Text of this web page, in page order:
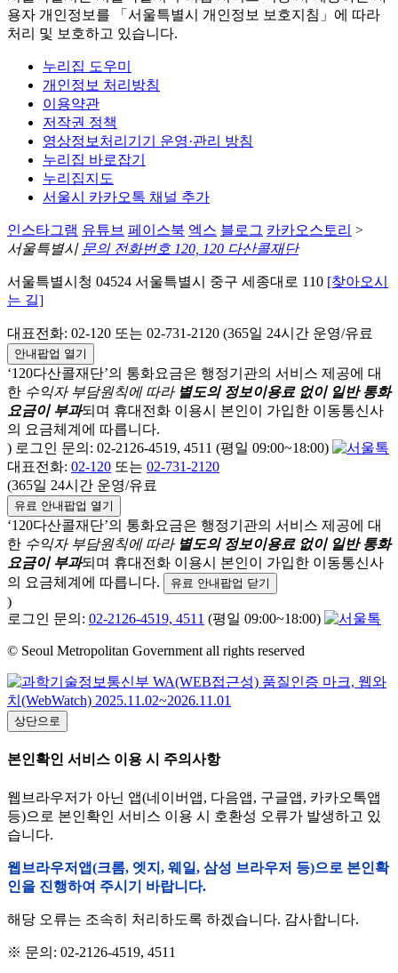
용자 개인정보를 「서울특별시 개인정보 보호지침」에 따라
처리 및 보호하고 있습니다.
누리집 도우미
개인정보 처리방침
이용약관
저작권 정책
영상정보처리기기 운영·관리 방침
누리집 바로잡기
누리집지도
서울시 카카오톡 채널 추가
인스타그램 유튜브 페이스북 엑스 블로그 카카오스토리 >
서울특별시 문의 전화번호 120, 120 다산콜재단
서울특별시청 04524 서울특별시 중구 세종대로 110 [찾아오시
는 길]
대표전화: 02-120 또는 02-731-2120 (365일 24시간 운영/유료
안내팝업 열기
‘120다산콜재단’의 통화요금은 행정기관의 서비스 제공에 대
한 수익자 부담원칙에 따라 별도의 정보이용료 없이 일반 통화
요금이 부과되며 휴대전화 이용시 본인이 가입한 이동통신사
의 요금체계에 따릅니다.
) 로그인 문의: 02-2126-4519, 4511 (평일 09:00~18:00)
대표전화: 02-120 또는 02-731-2120
(365일 24시간 운영/유료
유료 안내팝업 열기
‘120다산콜재단’의 통화요금은 행정기관의 서비스 제공에 대
한 수익자 부담원칙에 따라 별도의 정보이용료 없이 일반 통화
요금이 부과되며 휴대전화 이용시 본인이 가입한 이동통신사
의 요금체계에 따릅니다.
유료 안내팝업 닫기
)
로그인 문의: 02-2126-4519, 4511 (평일 09:00~18:00)
© Seoul Metropolitan Government all rights reserved
상단으로
본인확인 서비스 이용 시 주의사항
웹브라우저가 아닌 앱(네이버앱, 다음앱, 구글앱, 카카오톡앱
등)으로 본인확인 서비스 이용 시 호환성 오류가 발생하고 있
습니다.
웹브라우저앱(크롬, 엣지, 웨일, 삼성 브라우저 등)으로 본인확
인을 진행하여 주시기 바랍니다.
해당 오류는 조속히 처리하도록 하겠습니다. 감사합니다.
※ 문의: 02-2126-4519, 4511